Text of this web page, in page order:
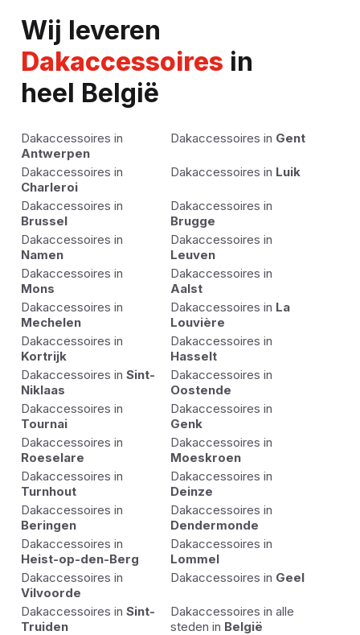
Wij leveren
Dakaccessoires in
heel België
Dakaccessoires in
Antwerpen
Dakaccessoires in Gent
Dakaccessoires in
Charleroi
Dakaccessoires in Luik
Dakaccessoires in
Brussel
Dakaccessoires in
Brugge
Dakaccessoires in
Namen
Dakaccessoires in
Leuven
Dakaccessoires in
Mons
Dakaccessoires in
Aalst
Dakaccessoires in
Mechelen
Dakaccessoires in La
Louvière
Dakaccessoires in
Kortrijk
Dakaccessoires in
Hasselt
Dakaccessoires in Sint-
Niklaas
Dakaccessoires in
Oostende
Dakaccessoires in
Tournai
Dakaccessoires in
Genk
Dakaccessoires in
Roeselare
Dakaccessoires in
Moeskroen
Dakaccessoires in
Turnhout
Dakaccessoires in
Deinze
Dakaccessoires in
Beringen
Dakaccessoires in
Dendermonde
Dakaccessoires in
Heist-op-den-Berg
Dakaccessoires in
Lommel
Dakaccessoires in
Vilvoorde
Dakaccessoires in Geel
Dakaccessoires in Sint-
Truiden
Dakaccessoires in alle
steden in België